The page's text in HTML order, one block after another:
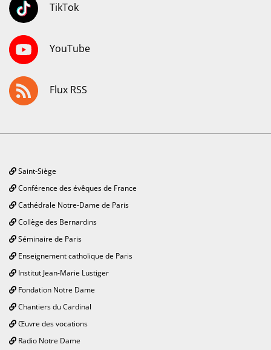
TikTok
YouTube
Flux RSS
Saint-Siège
Conférence des évêques de France
Cathédrale Notre-Dame de Paris
Collège des Bernardins
Séminaire de Paris
Enseignement catholique de Paris
Institut Jean-Marie Lustiger
Fondation Notre Dame
Chantiers du Cardinal
Œuvre des vocations
Radio Notre Dame